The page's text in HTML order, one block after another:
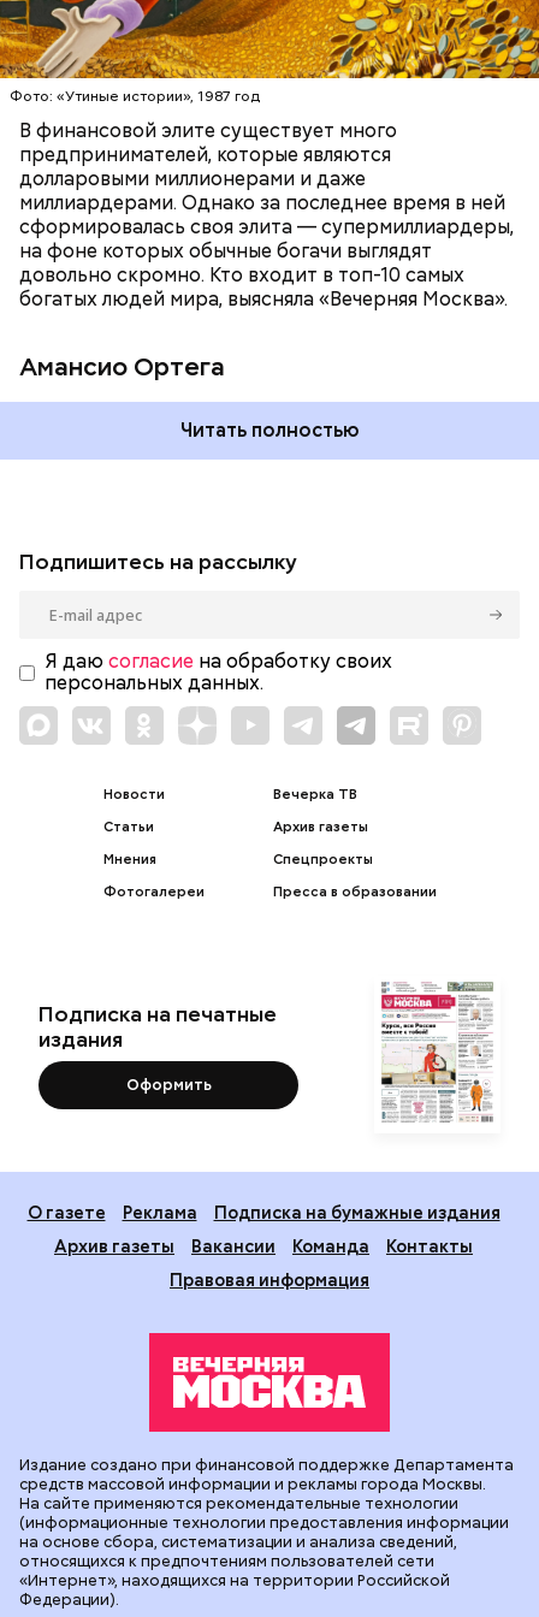
Фото: «Утиные истории», 1987 год
В финансовой элите существует много
предпринимателей, которые являются
долларовыми миллионерами и даже
миллиардерами. Однако за последнее время в ней
сформировалась своя элита — супермиллиардеры,
на фоне которых обычные богачи выглядят
довольно скромно. Кто входит в топ-10 самых
богатых людей мира, выясняла «Вечерняя Москва».
Амансио Ортега
Фото: Shutterstock
Читать полностью
ПРЕДПРИНИМАТЕЛИ
МИЛЛИАРДЕРЫ
ДЕНЬГИ
Подпишитесь на рассылку
Я даю согласие на обработку своих
персональных данных.
Новости
Статьи
Мнения
Фотогалереи
Вечерка ТВ
Архив газеты
Спецпроекты
Пресса в образовании
Подписка на печатные
издания
Оформить
О газете Реклама
Подписка на бумажные издания
Архив газеты
Вакансии Команда
Контакты
Правовая информация
Издание создано при финансовой поддержке Департамента
средств массовой информации и рекламы города Москвы.
На сайте применяются рекомендательные технологии
(информационные технологии предоставления информации
на основе сбора, систематизации и анализа сведений,
относящихся к предпочтениям пользователей сети
«Интернет», находящихся на территории Российской
Федерации).